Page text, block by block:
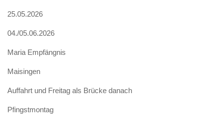
25.05.2026
04./05.06.2026
Maria Empfängnis
Maisingen
Auffahrt und Freitag als Brücke danach
Pfingstmontag